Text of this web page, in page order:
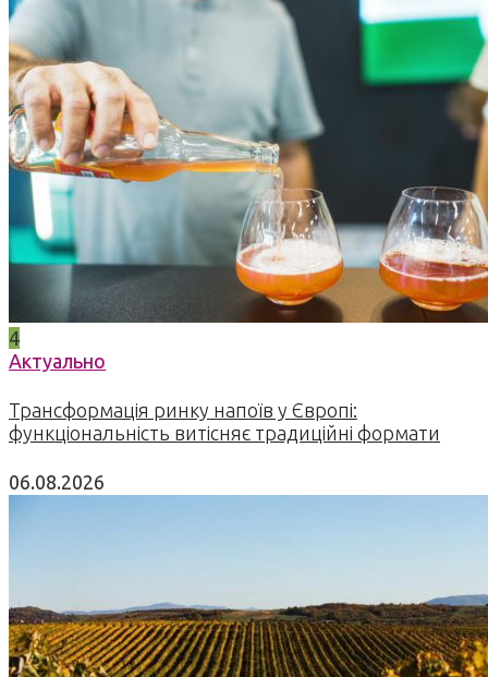
4
Актуально
Трансформація ринку напоїв у Європі:
функціональність витісняє традиційні формати
06.08.2026